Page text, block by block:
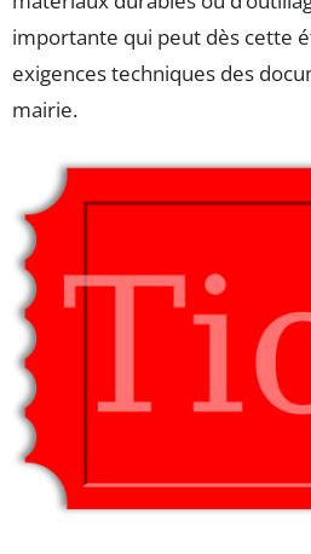
importante qui peut dès cette
exigences techniques des
mairie.